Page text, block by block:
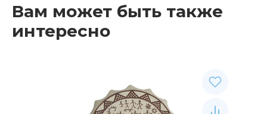
Вам может быть также
интересно